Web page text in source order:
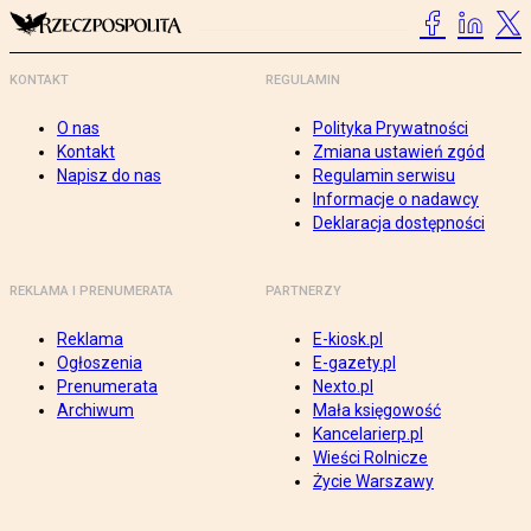
KONTAKT
O nas
Kontakt
Napisz do nas
REGULAMIN
Polityka Prywatności
Zmiana ustawień zgód
Regulamin serwisu
Informacje o nadawcy
Deklaracja dostępności
REKLAMA I PRENUMERATA
Reklama
Ogłoszenia
Prenumerata
Archiwum
PARTNERZY
E-kiosk.pl
E-gazety.pl
Nexto.pl
Mała księgowość
Kancelarierp.pl
Wieści Rolnicze
Życie Warszawy